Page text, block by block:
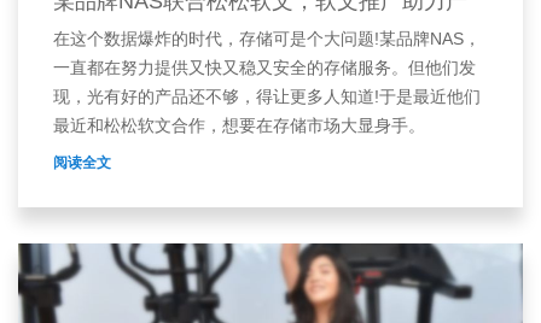
在这个数据爆炸的时代，存储可是个大问题!某品牌NAS，
一直都在努力提供又快又稳又安全的存储服务。但他们发
现，光有好的产品还不够，得让更多人知道!于是最近他们
最近和松松软文合作，想要在存储市场大显身手。
阅读全文